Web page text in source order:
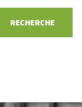
RECHERCHE